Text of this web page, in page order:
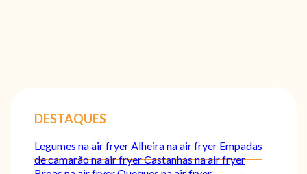
DESTAQUES
Legumes na air fryerAlheira na air fryer Empadas
de camarão na air fryerCastanhas na air fryer